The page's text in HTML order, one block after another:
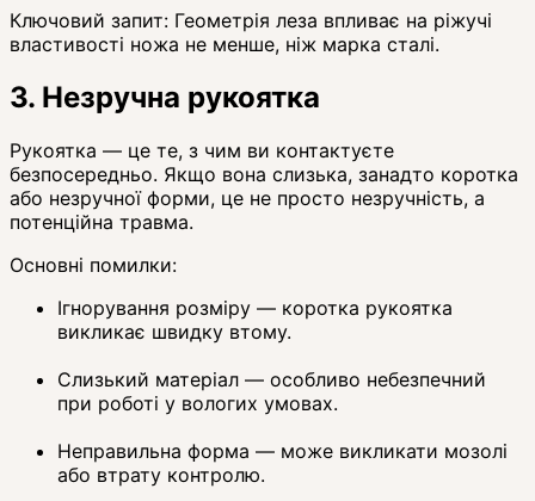
Ключовий запит: Геометрія леза впливає на ріжучі
властивості ножа не менше, ніж марка сталі.
3. Незручна рукоятка
Рукоятка — це те, з чим ви контактуєте
безпосередньо. Якщо вона слизька, занадто коротка
або незручної форми, це не просто незручність, а
потенційна травма.
Основні помилки:
Ігнорування розміру — коротка рукоятка
викликає швидку втому.
Слизький матеріал — особливо небезпечний
при роботі у вологих умовах.
Неправильна форма — може викликати мозолі
або втрату контролю.